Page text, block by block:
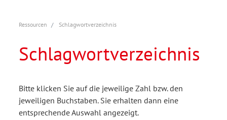
Ressourcen Schlagwortverzeichnis
Schlagwortverzeichnis
Bitte klicken Sie auf die jeweilige Zahl bzw. den
jeweiligen Buchstaben. Sie erhalten dann eine
entsprechende Auswahl angezeigt.